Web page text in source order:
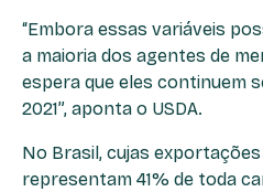
“Embora essas variáveis
a maioria dos agentes de
espera que eles continuem
2021”, aponta o USDA.
No Brasil, cujas
representam 41% de toda